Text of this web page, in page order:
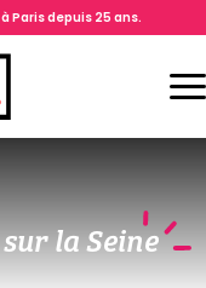
Paris depuis 25 ans.
la Seine